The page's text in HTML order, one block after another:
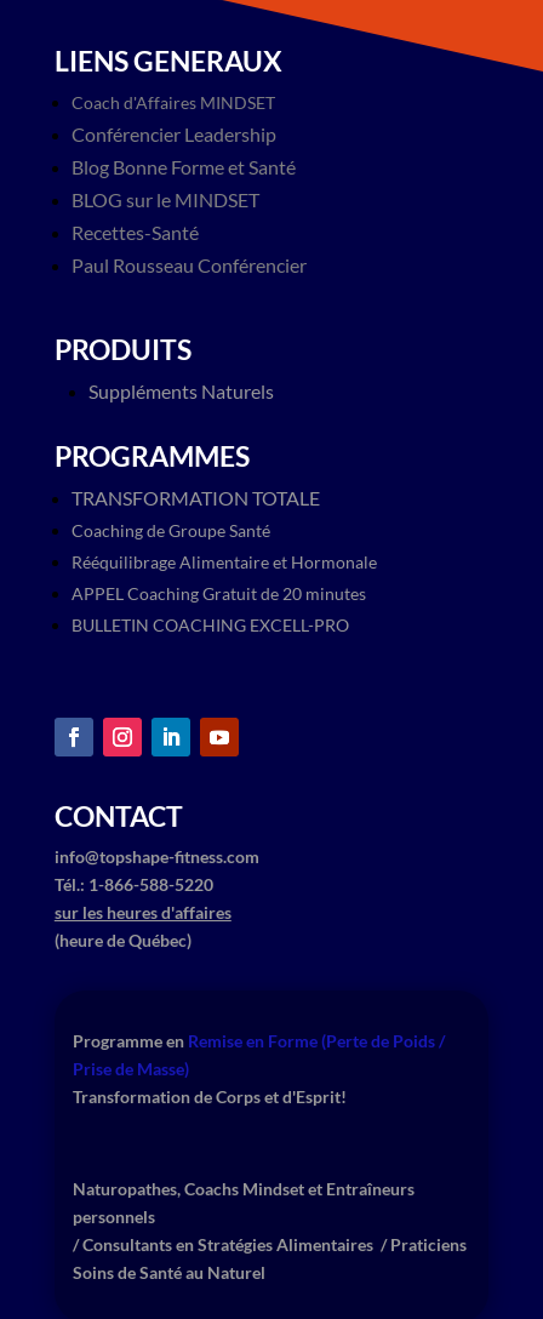
LIENS GENERAUX
Coach d'Affaires MINDSET
Conférencier Leadership
Blog​ Bonne Forme et Santé
BLOG sur le MINDSET
Recettes-Santé
Paul Rousseau Conférencier
PRODUITS
Suppléments Naturels
PROGRAMMES
TRANSFORMATION TOTALE
Coaching de Groupe Santé
Rééquilibrage Alimentaire et Hormonale
APPEL Coaching Gratuit de 20 minutes
BULLETIN COACHING EXCELL-PRO
CONTACT
info@topshape-fitness.com
​Tél.: ​1-866-588-5220
sur les heures d'affaires
(heure de Québec)
Programme en​ Remise en Forme (Perte de Poids /
Prise de Masse)
Transformation de Corps et d'Esprit!
Naturopathes, Coachs Mindset et Entraîneurs
personnels
​/ ​Consultants en Stratégies Alimentaires / Praticiens
Soins de Santé au Naturel